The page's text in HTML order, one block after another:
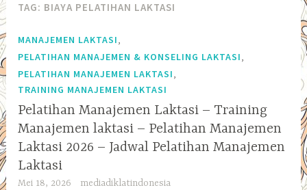
TAG: BIAYA PELATIHAN LAKTASI
MANAJEMEN LAKTASI
PELATIHAN MANAJEMEN & KONSELING LAKTASI
PELATIHAN MANAJEMEN LAKTASI
TRAINING MANAJEMEN LAKTASI
Pelatihan Manajemen Laktasi – Training
Manajemen laktasi – Pelatihan Manajemen
Laktasi 2026 – Jadwal Pelatihan Manajemen
Laktasi
Mei 18, 2026 mediadiklatindonesia